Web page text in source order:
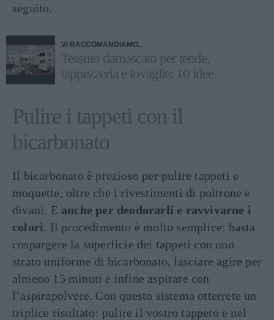
seguito.
VI RACCOMANDIAMO...
Tessuto damascato per tende,
tappezzeria e tovaglie: 10 idee
Pulire i tappeti con il
bicarbonato
Il bicarbonato è prezioso per pulire tappeti e
moquette, oltre che i rivestimenti di poltrone e
divani. E anche per deodorarli e ravvivarne i
colori. Il procedimento è molto semplice: basta
cospargere la superficie dei tappeti con uno
strato uniforme di bicarbonato, lasciare agire per
almeno 15 minuti e infine aspirare con
l’aspirapolvere. Con questo sistema otterrete un
triplice risultato: pulire il vostro tappeto e nel